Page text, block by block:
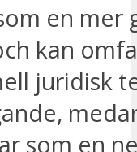
en mer
kan
juridisk
som en